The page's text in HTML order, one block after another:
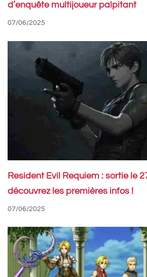
d’enquête multijoueur palpitant
07/06/2025
Resident Evil Requiem : sortie le
découvrez les premières infos !
07/06/2025